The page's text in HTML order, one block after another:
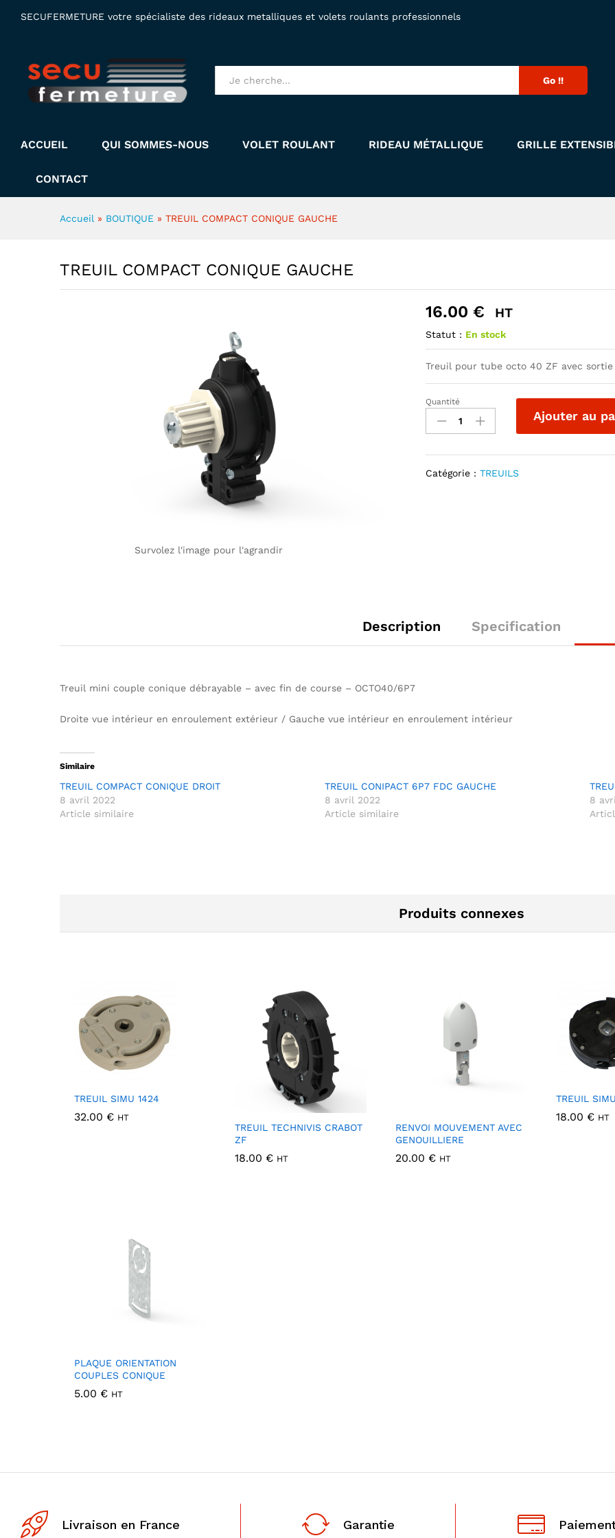
SECUFERMETURE votre spécialiste des rideaux metalliques et volets roulants professionnels
Tous produits Go !!
ACCUEIL QUI SOMMES-NOUS VOLET ROULANT RIDEAU MÉTALLIQUE GRILLE
CONTACT
Accueil » BOUTIQUE » TREUIL COMPACT CONIQUE GAUCHE
TREUIL COMPACT CONIQUE GAUCHE
Survolez l'image pour l'agrandir
16.00 € HT
Statut : En stock
Treuil pour tube octo 40 ZF avec sortie
TREUIL
COMPACT
CONIQUE
Quantité
Ajouter au
Catégorie :TREUILS
Description Specification
Treuil mini couple conique débrayable – avec fin de course – OCTO40/6P7
Droite vue intérieur en enroulement extérieur / Gauche vue intérieur en enroulement intérieur
Similaire
TREUIL COMPACT CONIQUE DROIT
8 avril 2022
Article similaire
TREUIL CONIPACT 6P7 FDC GAUCHE
8 avril 2022
Article similaire
8
Produits connexes
TREUIL SIMU 1424
32.00 € HT
TREUIL TECHNIVIS CRABOT
ZF
18.00 € HT
RENVOI MOUVEMENT AVEC
GENOUILLIERE
20.00 € HT
TREUIL
18.00 € HT
PLAQUE ORIENTATION
COUPLES CONIQUE
5.00 € HT
Livraison en France Garantie
Description Specification